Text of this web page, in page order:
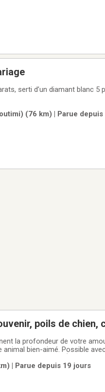
serti d’un diamant blanc 5
(76 km) | Parue
poils de chien,
la profondeur de votre
animal bien-aimé. Possible
| Parue depuis 19 jours